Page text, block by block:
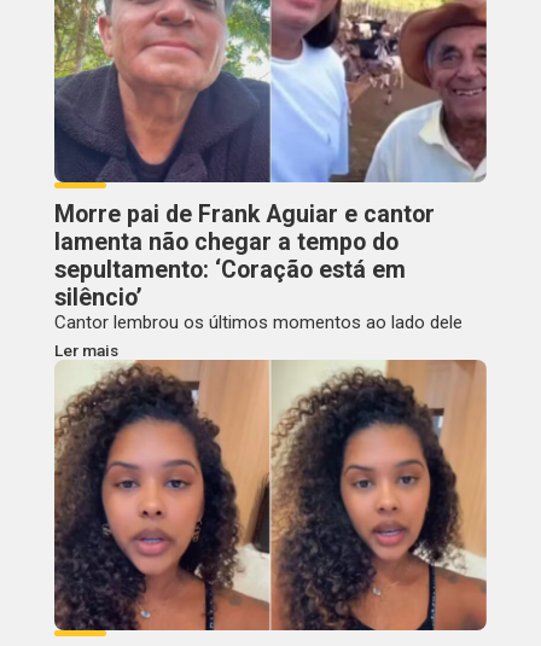
Morre pai de Frank Aguiar e cantor
lamenta não chegar a tempo do
sepultamento: ‘Coração está em
silêncio’
Cantor lembrou os últimos momentos ao lado dele
Ler mais